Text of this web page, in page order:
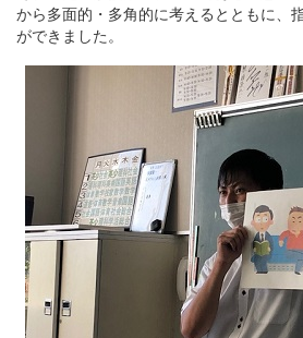
から多面的・多角的に考えるとともに、
ができました。